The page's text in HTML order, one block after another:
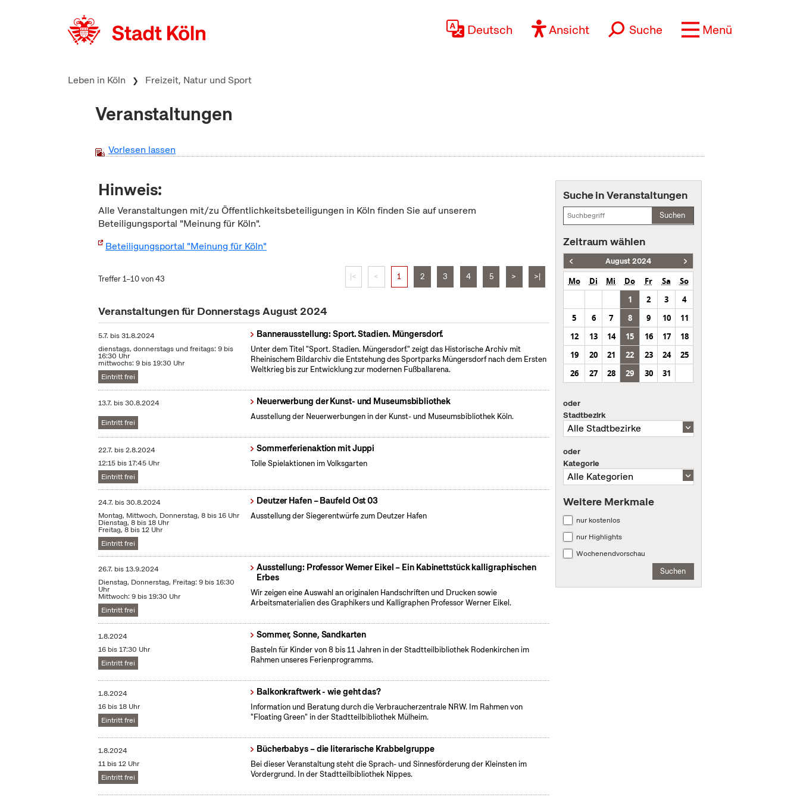
Deutsch Ansicht Suche Menü
Leben in Köln Freizeit, Natur und Sport
Veranstaltungen
Vorlesen lassen
Hinweis:
Alle Veranstaltungen mit/zu Öffentlichkeitsbeteiligungen in Köln finden Sie auf unserem
Beteiligungsportal "Meinung für Köln".
Beteiligungsportal "Meinung für Köln"
Treffer 1–10 von 43 |< < 1 2 3 4 5 > >|
Veranstaltungen für Donnerstags August 2024
5.7. bis31.8.2024
dienstags, donnerstags und freitags: 9 bis
16:30 Uhr
mittwochs: 9 bis 19:30 Uhr
Eintritt frei
Bannerausstellung: Sport. Stadien. Müngersdorf.
Unter dem Titel "Sport. Stadien. Müngersdorf." zeigt das Historische Archiv mit
Rheinischem Bildarchiv die Entstehung des Sportparks Müngersdorf nach dem Ersten
Weltkrieg bis zur Entwicklung zur modernen Fußballarena.
13.7. bis30.8.2024
Eintritt frei
Neuerwerbung der Kunst- und Museumsbibliothek
Ausstellung der Neuerwerbungen in der Kunst- und Museumsbibliothek Köln.
22.7. bis2.8.2024
12:15 bis 17:45 Uhr
Eintritt frei
Sommerferienaktion mit Juppi
Tolle Spielaktionen im Volksgarten
24.7. bis30.8.2024
Montag, Mittwoch, Donnerstag, 8 bis 16 Uhr
Dienstag, 8 bis 18 Uhr
Freitag, 8 bis 12 Uhr
Eintritt frei
Deutzer Hafen – Baufeld Ost 03
Ausstellung der Siegerentwürfe zum Deutzer Hafen
26.7. bis13.9.2024
Dienstag, Donnerstag, Freitag: 9 bis 16:30
Uhr
Mittwoch: 9 bis 19:30 Uhr
Eintritt frei
Ausstellung: Professor Werner Eikel – Ein Kabinettstück kalligraphischen
Erbes
Wir zeigen eine Auswahl an originalen Handschriften und Drucken sowie
Arbeitsmaterialien des Graphikers und Kalligraphen Professor Werner Eikel.
1.8.2024
16 bis 17:30 Uhr
Eintritt frei
Sommer, Sonne, Sandkarten
Basteln für Kinder von 8 bis 11 Jahren in der Stadtteilbibliothek Rodenkirchen im
Rahmen unseres Ferienprogramms.
1.8.2024
16 bis 18 Uhr
Eintritt frei
Balkonkraftwerk - wie geht das?
Information und Beratung durch die Verbraucherzentrale NRW. Im Rahmen von
"Floating Green" in der Stadtteilbibliothek Mülheim.
1.8.2024
11 bis 12 Uhr
Eintritt frei
Bücherbabys – die literarische Krabbelgruppe
Bei dieser Veranstaltung steht die Sprach- und Sinnesförderung der Kleinsten im
Vordergrund. In der Stadtteilbibliothek Nippes.
Suche in Veranstaltungen
Suchen
Zeitraum wählen
August 2024
Mo Di Mi Do Fr Sa
So
1
2 3
4
5
6 7 8 9 10
11
12
13 14 15 16 17
18
19
20 21 22 23 24
25
26
27 28 29 30 31
oder
Stadtbezirk
oder
Kategorie
Weitere Merkmale
nur kostenlos
nur Highlights
Wochenendvorschau
Suchen